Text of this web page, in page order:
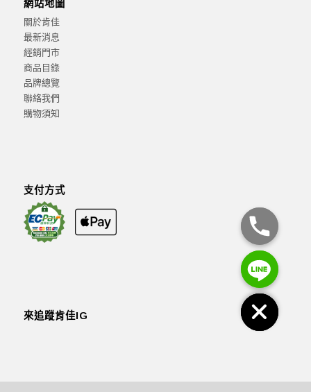
網站地圖
關於肯佳
最新消息
經銷門市
商品目錄
品牌總覽
聯絡我們
購物須知
支付方式
來追蹤肯佳IG